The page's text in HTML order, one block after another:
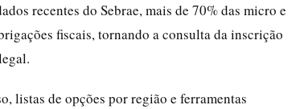
recentes do Sebrae, mais de 70% das micro e
fiscais, tornando a consulta da inscrição
listas de opções por região e ferramentas